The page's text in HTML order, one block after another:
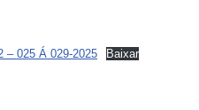
– 025 Á 029-2025 Baixar